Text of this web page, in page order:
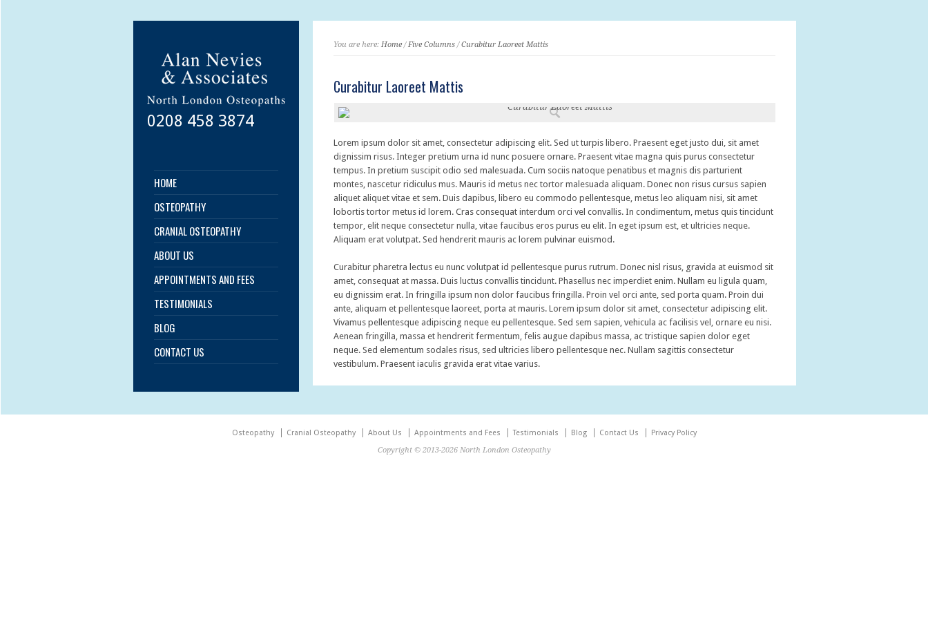
You are here: Home/Five Columns/Curabitur Laoreet Mattis
Curabitur Laoreet Mattis
Lorem ipsum dolor sit amet, consectetur adipiscing elit. Sed ut turpis libero. Praesent eget justo dui, sit amet
dignissim risus. Integer pretium urna id nunc posuere ornare. Praesent vitae magna quis purus consectetur
tempus. In pretium suscipit odio sed malesuada. Cum sociis natoque penatibus et magnis dis parturient
montes, nascetur ridiculus mus. Mauris id metus nec tortor malesuada aliquam. Donec non risus cursus sapien
aliquet aliquet vitae et sem. Duis dapibus, libero eu commodo pellentesque, metus leo aliquam nisi, sit amet
lobortis tortor metus id lorem. Cras consequat interdum orci vel convallis. In condimentum, metus quis tincidunt
tempor, elit neque consectetur nulla, vitae faucibus eros purus eu elit. In eget ipsum est, et ultricies neque.
Aliquam erat volutpat. Sed hendrerit mauris ac lorem pulvinar euismod.
Curabitur pharetra lectus eu nunc volutpat id pellentesque purus rutrum. Donec nisl risus, gravida at euismod sit
amet, consequat at massa. Duis luctus convallis tincidunt. Phasellus nec imperdiet enim. Nullam eu ligula quam,
eu dignissim erat. In fringilla ipsum non dolor faucibus fringilla. Proin vel orci ante, sed porta quam. Proin dui
ante, aliquam et pellentesque laoreet, porta at mauris. Lorem ipsum dolor sit amet, consectetur adipiscing elit.
Vivamus pellentesque adipiscing neque eu pellentesque. Sed sem sapien, vehicula ac facilisis vel, ornare eu nisi.
Aenean fringilla, massa et hendrerit fermentum, felis augue dapibus massa, ac tristique sapien dolor eget
neque. Sed elementum sodales risus, sed ultricies libero pellentesque nec. Nullam sagittis consectetur
vestibulum. Praesent iaculis gravida erat vitae varius.
0208 458 3874
HOME
OSTEOPATHY
CRANIAL OSTEOPATHY
ABOUT US
APPOINTMENTS AND FEES
TESTIMONIALS
BLOG
CONTACT US
Osteopathy Cranial Osteopathy About Us Appointments and Fees Testimonials Blog Contact Us
Privacy Policy
Copyright © 2013-2026 North London Osteopathy